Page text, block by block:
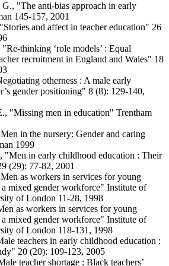
"The anti-bias approach in early
145-157, 2001
and affect in teacher education" 26
thinking ‘role models’ : Equal
recruitment in England and Wales" 18
otherness : A male early
gender positioning" 8 (8): 129-140,
"Missing men in education" Trentham
in the nursery: Gender and caring
1999
"Men in early childhood education : Their
(29): 77-82, 2001
as workers in services for young
mixed gender workforce" Institute of
of London 11-28, 1998
as workers in services for young
mixed gender workforce" Institute of
of London 118-131, 1998
teachers in early childhood education :
20 (20): 109-123, 2005
teacher shortage : Black teachers’